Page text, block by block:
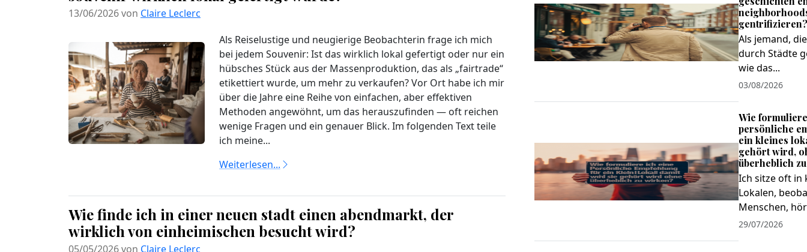
13/06/2026 von Claire Leclerc
Als Reiselustige und neugierige Beobachterin frage ich mich
bei jedem Souvenir: Ist das wirklich lokal gefertigt oder nur ein
hübsches Stück aus der Massenproduktion, das als „fairtrade“
etikettiert wurde, um mehr zu verkaufen? Vor Ort habe ich mir
über die Jahre eine Reihe von einfachen, aber effektiven
Methoden angewöhnt, um das herauszufinden — oft reichen
wenige Fragen und ein genauer Blick. Im folgenden Text teile
ich meine...
Weiterlesen...
Wie finde ich in einer neuen stadt einen abendmarkt, der
wirklich von einheimischen besucht wird?
05/05/2026 von Claire Leclerc
gentrifizieren?
Als jemand,
durch Städte
wie das...
03/08/2026
Wie
persönliche
ein kleines
gehört wird,
überheblich
Ich sitze oft in
Lokalen,
Menschen,
29/07/2026